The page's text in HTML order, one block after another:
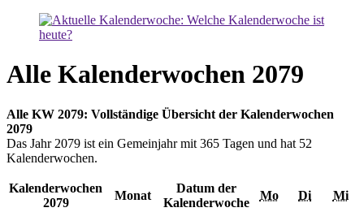
Alle Kalenderwochen 2079
Alle KW 2079: Vollständige Übersicht der Kalenderwochen
2079
Das Jahr 2079 ist ein Gemeinjahr mit 365 Tagen und hat 52
Kalenderwochen.
Kalenderwochen
2079
Monat
Datum der
Kalenderwoche
Mo Di Mi